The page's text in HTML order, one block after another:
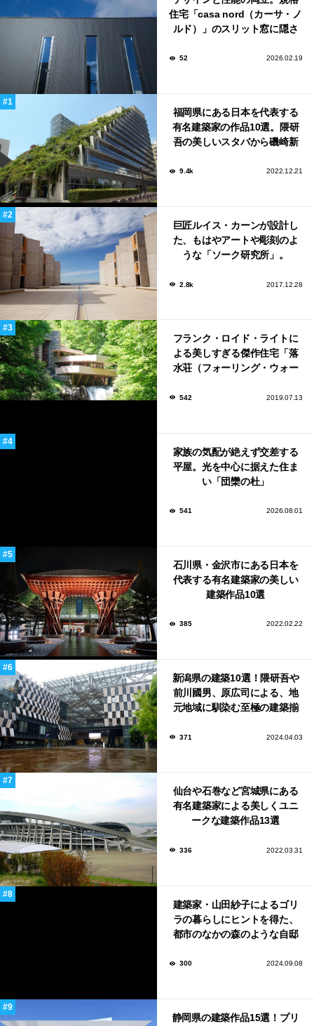
住宅「casa nord（カーサ・ノ
ルド）」のスリット窓に隠さ
52 2026.02.19
福岡県にある日本を代表する
有名建築家の作品10選。隈研
吾の美しいスタバから磯崎新
9.4k 2022.12.21
巨匠ルイス・カーンが設計し
た、もはやアートや彫刻のよ
うな「ソーク研究所」。
2.8k 2017.12.28
フランク・ロイド・ライトに
よる美しすぎる傑作住宅「落
水荘（フォーリング・ウォー
542 2019.07.13
家族の気配が絶えず交差する
平屋。光を中心に据えた住ま
い「団欒の杜」
541 2026.08.01
石川県・金沢市にある日本を
代表する有名建築家の美しい
建築作品10選
385 2022.02.22
新潟県の建築10選！隈研吾や
前川國男、原広司による、地
元地域に馴染む至極の建築揃
371 2024.04.03
仙台や石巻など宮城県にある
有名建築家による美しくユニ
ークな建築作品13選
336 2022.03.31
建築家・山田紗子によるゴリ
ラの暮らしにヒントを得た、
都市のなかの森のような自邸
300 2024.09.08
静岡県の建築作品15選！プリ